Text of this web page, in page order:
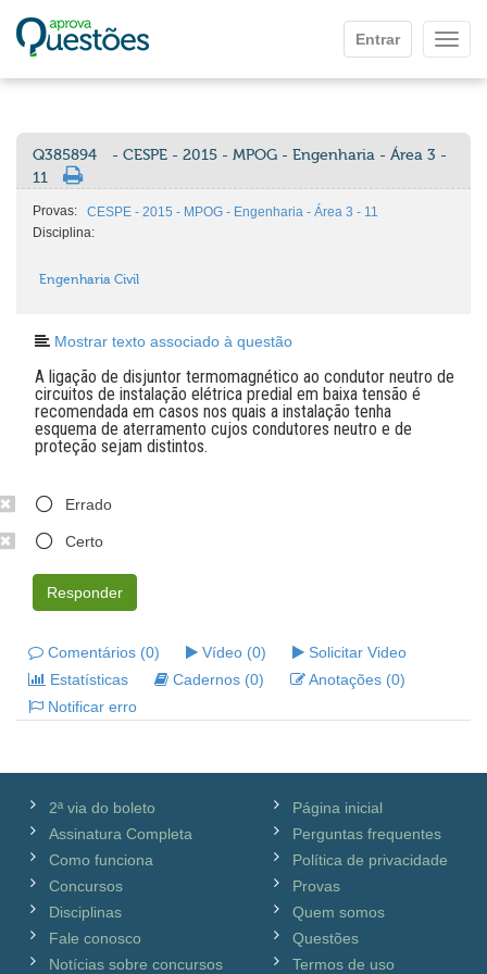
Entrar
Q385894
- CESPE - 2015 - MPOG - Engenharia - Área 3 -
11
Provas:
CESPE - 2015 - MPOG - Engenharia - Área 3 - 11
Disciplina:
Engenharia Civil
Mostrar texto associado à questão
A ligação de disjuntor termomagnético ao condutor neutro de
circuitos de instalação elétrica predial em baixa tensão é
recomendada em casos nos quais a instalação tenha
esquema de aterramento cujos condutores neutro e de
proteção sejam distintos.
Errado
Certo
Responder
Comentários (0) Vídeo (0)
Solicitar Video
Estatísticas
Cadernos (0)
Anotações (0)
Notificar erro
2ª via do boleto
Assinatura Completa
Como funciona
Concursos
Disciplinas
Fale conosco
Notícias sobre concursos
Página inicial
Perguntas frequentes
Política de privacidade
Provas
Quem somos
Questões
Termos de uso